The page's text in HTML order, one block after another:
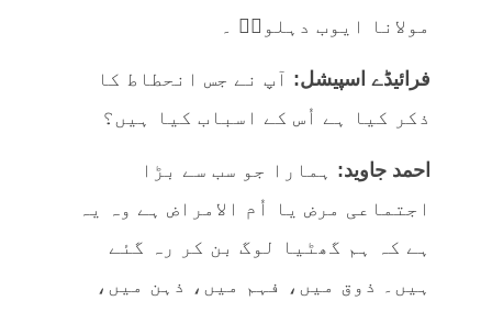
مولانا ایوب دہلویؒ ۔
فرائیڈے اسپیشل: آپ نے جس انحطاط کا
ذکر کیا ہے اُس کے اسباب کیا ہیں؟
احمد جاوید: ہمارا جو سب سے بڑا
اجتماعی مرض یا اُم الامراض ہے وہ یہ
ہے کہ ہم گھٹیا لوگ بن کر رہ گئے
ہیں۔ ذوق میں، فہم میں، ذہن میں،